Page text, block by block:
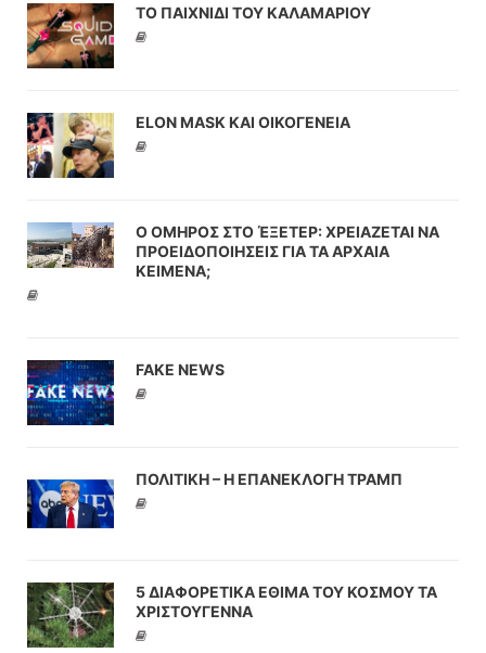
ΤΟ ΠΑΙΧΝΙΔΙ ΤΟΥ ΚΑΛΑΜΑΡΙΟΥ
ELON MASK ΚΑΙ ΟΙΚΟΓΕΝΕΙΑ
Ο ΟΜΗΡΟΣ ΣΤΟ ΈΞΕΤΕΡ: ΧΡΕΙΑΖΕΤΑΙ ΝΑ
ΠΡΟΕΙΔΟΠΟΙΗΣΕΙΣ ΓΙΑ ΤΑ ΑΡΧΑΙΑ
ΚΕΙΜΕΝΑ;
FAKE NEWS
ΠΟΛΙΤΙΚΗ – Η ΕΠΑΝΕΚΛΟΓΗ ΤΡΑΜΠ
5 ΔΙΑΦΟΡΕΤΙΚΑ ΕΘΙΜΑ ΤΟΥ ΚΟΣΜΟΥ ΤΑ
ΧΡΙΣΤΟΥΓΕΝΝΑ